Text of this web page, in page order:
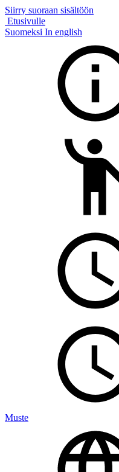
Siirry suoraan sisältöön
Etusivulle
Suomeksi In english
Muste